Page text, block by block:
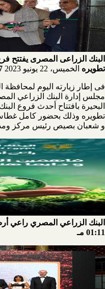
البنك الزراعى المصرى يفتتح فرع
تطويره الخميس، 22 يونيو 2023
فى إطار زيارته اليوم لمحافظة
مجلس إدارة البنك الزراعي
البحيرة بافتتاح أحدث فروع
تطويره وذلك بحضور كامل
و شعبان بصيص رئيس مركز
البنك الزراعي المصري راعي
01:11 مـ